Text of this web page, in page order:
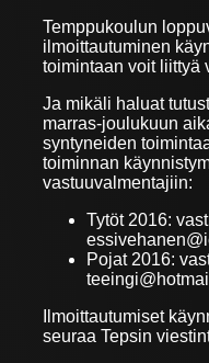
Temppukoulun
ilmoittautuminen
toimintaan voit liittyä
Ja mikäli haluat
marras-joulukuun
syntyneiden
toiminnan
vastuuvalmentajiin:
Tytöt 2016:
Pojat 2016:
Ilmoittautumiset
seuraa Tepsin